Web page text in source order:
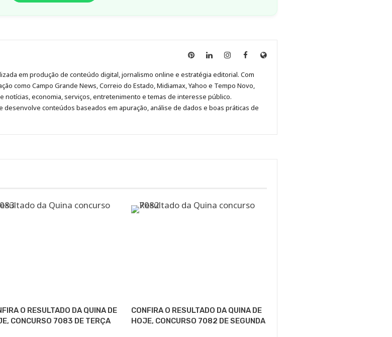
Anny
no
Pinterest
Anny
no
LinkedIn
Anny
no
Instagram
Anny
no
Facebook
Site
em produção de conteúdo digital, jornalismo online e estratégia editorial. Com
como Campo Grande News, Correio do Estado, Midiamax, Yahoo e Tempo Novo,
notícias, economia, serviços, entretenimento e temas de interesse público.
desenvolve conteúdos baseados em apuração, análise de dados e boas práticas de
O RESULTADO DA QUINA DE
CONCURSO 7083 DE TERÇA
CONFIRA O RESULTADO DA QUINA DE
HOJE, CONCURSO 7082 DE SEGUNDA